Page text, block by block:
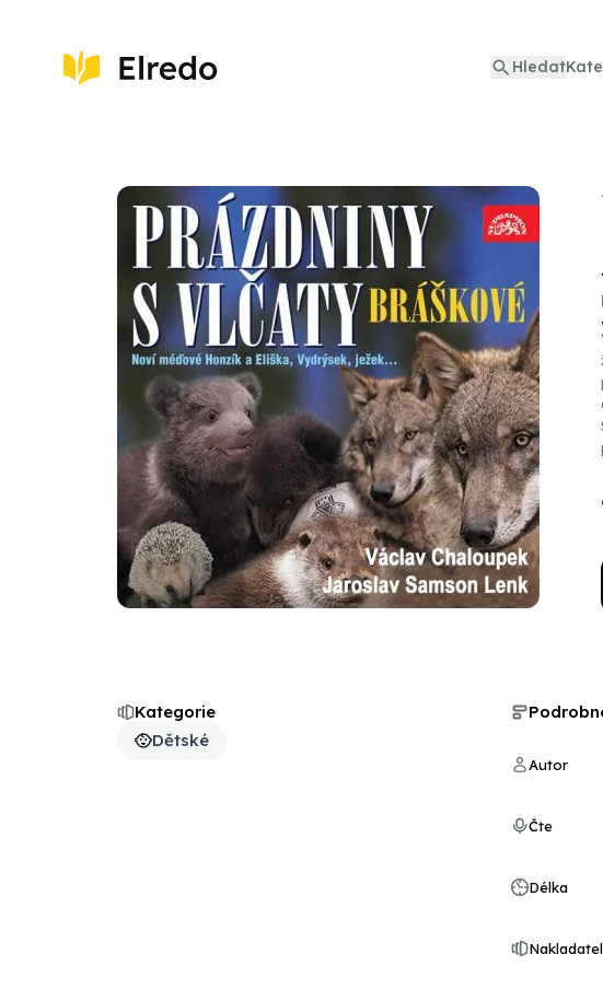
Hledat
Kategorie
Dětské
Autor
Čte
Délka